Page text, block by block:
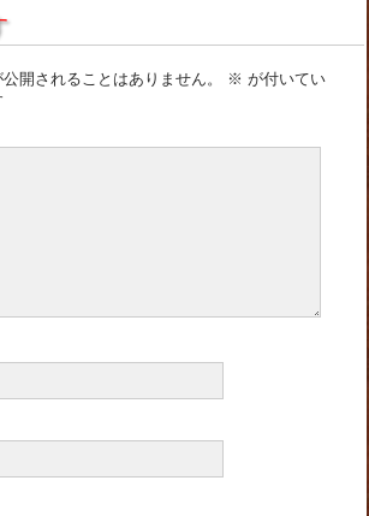
開されることはありません。 ※ が付いてい